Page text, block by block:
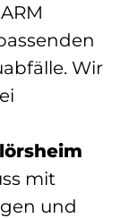
Wir
mit
und